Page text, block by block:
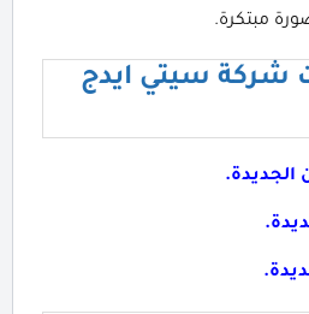
مبتكرة.
شركة سيتي ايدج
الجديدة.